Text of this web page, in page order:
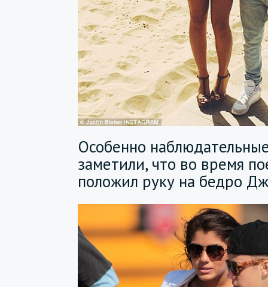
Особенно
заметили, что во время
положил руку на бедро